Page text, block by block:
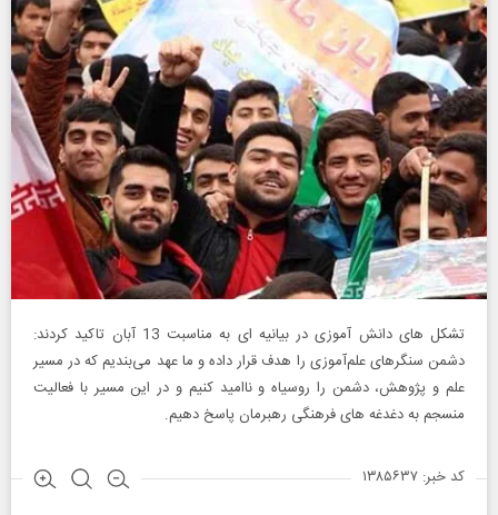
تشکل‌ های دانش آموزی در بیانیه ای به مناسبت 13 آبان تاکید کردند:
دشمن سنگرهای علم‌آموزی را هدف قرار داده و ما عهد می‌بندیم که در مسیر
علم و پژوهش، دشمن را روسیاه و ناامید کنیم و در این مسیر با فعالیت
منسجم به دغدغه های فرهنگی رهبرمان پاسخ دهیم.
کد خبر: ۱۳۸۵۶۳۷